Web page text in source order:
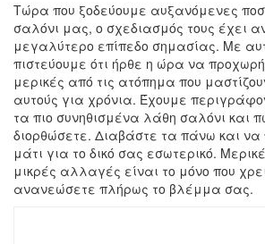
Τώρα που ξοδεύουμε αυξανόμενες
σαλόνι μας, ο σχεδιασμός τους έχει
μεγαλύτερο επίπεδο σημασίας. Με
πιστεύουμε ότι ήρθε η ώρα να
μερικές από τις ατόπημα που
αυτούς για χρόνια. Έχουμε
τα πιο συνηθισμένα λάθη σαλόνι και
διορθώσετε. Διαβάστε τα πάνω και να
μάτι για το δικό σας εσωτερικό.
μικρές αλλαγές είναι το μόνο που
ανανεώσετε πλήρως το βλέμμα σας.